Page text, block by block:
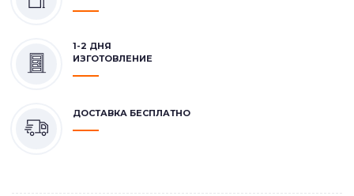
1-2 ДНЯ
ИЗГОТОВЛЕНИЕ
ДОСТАВКА БЕСПЛАТНО